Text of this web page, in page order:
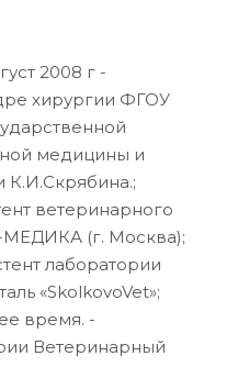
2008 г -
хирургии ФГОУ
медицины и
К.И.Скрябина.;
ветеринарного
МЕДИКА (г. Москва);
лаборатории
«SkolkovoVet»;
время. -
Ветеринарный